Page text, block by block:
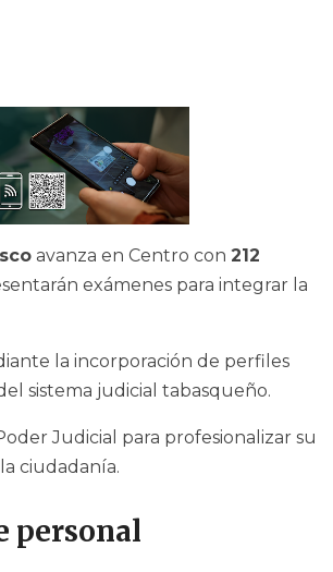
avanza en Centro con 212
exámenes para integrar la
la incorporación de perfiles
sistema judicial tabasqueño.
Judicial para profesionalizar su
ciudadanía.
personal